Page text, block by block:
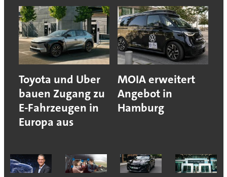
Toyota und Uber
bauen Zugang zu
E-Fahrzeugen in
Europa aus
MOIA erweitert
Angebot in
Hamburg